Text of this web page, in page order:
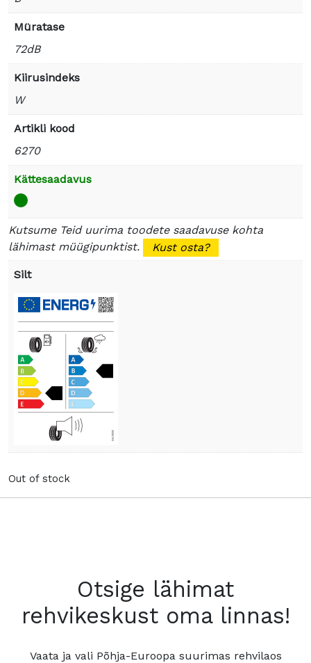
Müratase
72dB
Kiirusindeks
W
Artikli kood
6270
Kättesaadavus
Kutsume Teid uurima toodete saadavuse kohta
lähimast müügipunktist.
Kust osta?
Silt
Out of stock
Otsige lähimat
rehvikeskust oma linnas!
Vaata ja vali Põhja-Euroopa suurimas rehvilaos